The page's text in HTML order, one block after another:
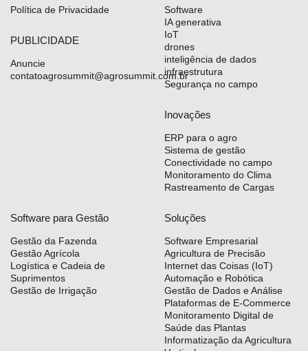
Política de Privacidade
PUBLICIDADE
Anuncie
contatoagrosummit@agrosummit.com.br
Software
IA generativa
IoT
drones
inteligência de dados
infraestrutura
Segurança no campo
Inovações
ERP para o agro
Sistema de gestão
Conectividade no campo
Monitoramento do Clima
Rastreamento de Cargas
Software para Gestão
Gestão da Fazenda
Gestão Agrícola
Logística e Cadeia de
Suprimentos
Gestão de Irrigação
Soluções
Software Empresarial
Agricultura de Precisão
Internet das Coisas (IoT)
Automação e Robótica
Gestão de Dados e Análise
Plataformas de E-Commerce
Monitoramento Digital de
Saúde das Plantas
Informatização da Agricultura